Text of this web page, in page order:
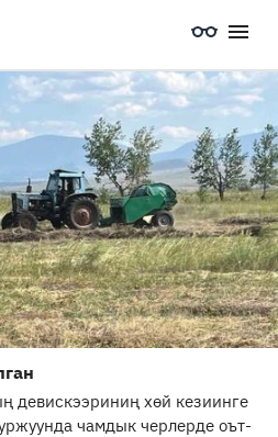
девискээриниң хөй кезиинге
чамдык черлерде оът-